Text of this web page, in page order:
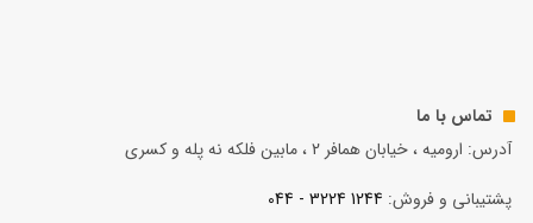
تماس با ما
آدرس: ارومیه ، خیابان همافر 2 ، مابين فلكه نه پله و کسری
پشتیبانی و فروش: 1244 3224 - 044